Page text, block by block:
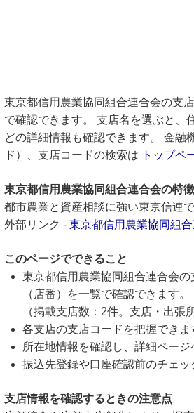
東京都信用農業協同組合連合会の支
で確認できます。 支店名を選ぶと、
どの詳細情報も確認できます。 金融
ド）、支店コードの検索は
トップペ
東京都信用農業協同組合連合会の特徴
都市農業と資産相談に強い東京信連で
外部リンク - 東京都信用農業協同組
このページでできること
東京都信用農業協同組合連合会の
（店番）を一覧で確認できます。
（掲載支店数：2件。支店・出張
各支店の支店コードを把握できま
所在地情報を確認し、詳細ページ
振込先登録や口座確認前のチェッ
支店情報を確認するときの注意点